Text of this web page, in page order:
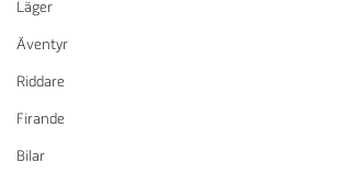
Läger
Äventyr
Riddare
Firande
Bilar